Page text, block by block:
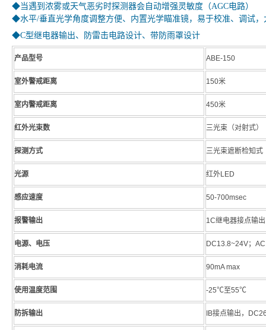
◆当遇到浓雾或天气恶劣时探测器会自动增强灵敏度（AGC电路）
◆水平/垂直光学角度调整方便、内置光学瞄准镜，易于校准、调试，
◆C型继电器输出、防雷击电路设计、带防雨罩设计
产品型号 ABE-150
室外警戒距离 150米
室内警戒距离 450米
红外光束数 三光束（对射式）
探测方式 三光束遮断检知式
光源 红外LED
感应速度 50-700msec
报警输出 1C继电器接点输
电源、电压 DC13.8~24V；
消耗电流 90mA max
使用温度范围 -25℃至55℃
防拆输出 IB接点输出，